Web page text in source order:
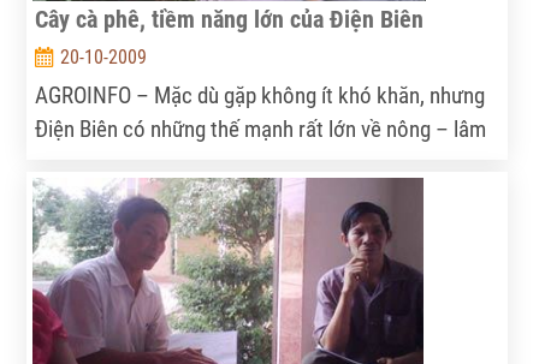
Cây cà phê, tiềm năng lớn của Điện Biên
20-10-2009
AGROINFO – Mặc dù gặp không ít khó khăn, nhưng
Điện Biên có những thế mạnh rất lớn về nông – lâm